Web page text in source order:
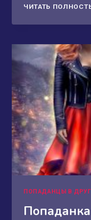
ЧИТАТЬ
ПОПАДАНЦЫ В